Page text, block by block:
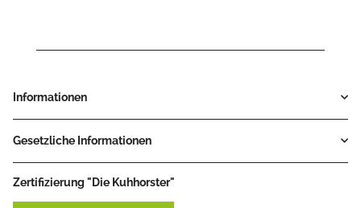
Informationen
Gesetzliche Informationen
Zertifizierung "Die Kuhhorster"